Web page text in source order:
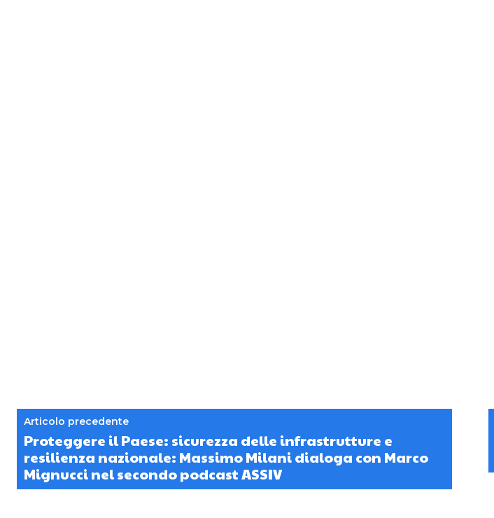
Articolo precedente
Proteggere il Paese: sicurezza delle infrastrutture e
resilienza nazionale: Massimo Milani dialoga con Marco
Mignucci nel secondo podcast ASSIV